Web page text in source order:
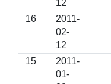
12
16
2011-
02-
12
15
2011-
01-